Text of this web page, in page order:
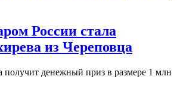
России стала
из Череповца
получит денежный приз в размере 1 млн